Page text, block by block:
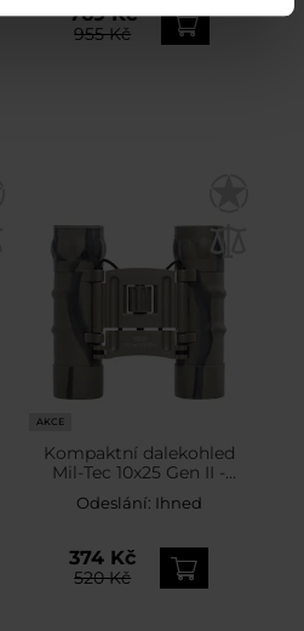
769 Kč
955 Kč
AKCE
Kompaktní dalekohled
Mil-Tec 10x25 Gen II -
Desert
Odeslání: Ihned
374 Kč
520 Kč